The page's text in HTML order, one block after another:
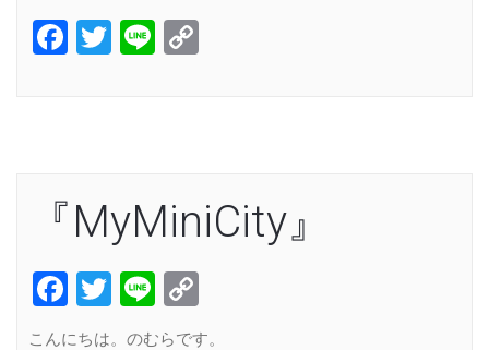
Facebook
Twitter
Line
『MyMiniCity』
Facebook
Twitter
Line
Link
こんにちは。のむらです。